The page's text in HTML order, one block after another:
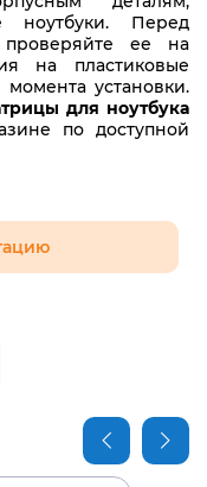
ноутбуки. Перед
проверяйте ее на
на пластиковые
установки.
для ноутбука
по доступной